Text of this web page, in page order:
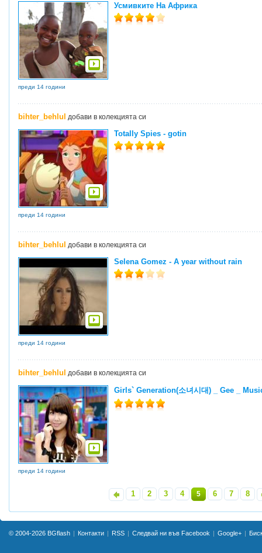
Усмивките На Африка
преди 14 години
bihter_behlul добави в колекцията си
Totally Spies - gotin
преди 14 години
bihter_behlul добави в колекцията си
Selena Gomez - A year without rain
преди 14 години
bihter_behlul добави в колекцията си
Girls` Generation(소녀시대) _ Gee _
преди 14 години
1 2 3 4 5 6 7 8»
© 2004-2026 BGflash Контакти RSS Следвай ни във Facebook Google+